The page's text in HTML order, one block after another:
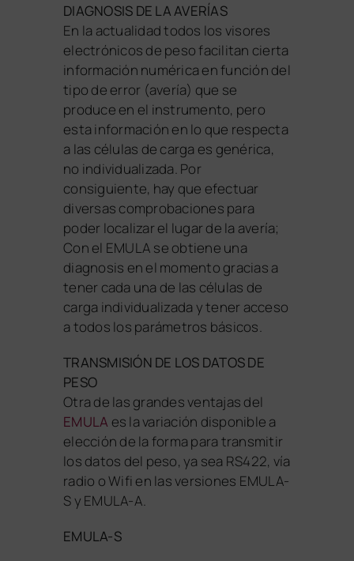
DIAGNOSIS DE LA AVERÍAS
En la actualidad todos los visores
electrónicos de peso facilitan cierta
información numérica en función del
tipo de error (avería) que se
produce en el instrumento, pero
esta información en lo que respecta
a las células de carga es genérica,
no individualizada. Por
consiguiente, hay que efectuar
diversas comprobaciones para
poder localizar el lugar de la avería;
Con el EMULA se obtiene una
diagnosis en el momento gracias a
tener cada una de las células de
carga individualizada y tener acceso
a todos los parámetros básicos.
TRANSMISIÓN DE LOS DATOS DE
PESO
Otra de las grandes ventajas del
EMULA es la variación disponible a
elección de la forma para transmitir
los datos del peso, ya sea RS422, vía
radio o Wifi en las versiones EMULA-
S y EMULA-A.
EMULA-S